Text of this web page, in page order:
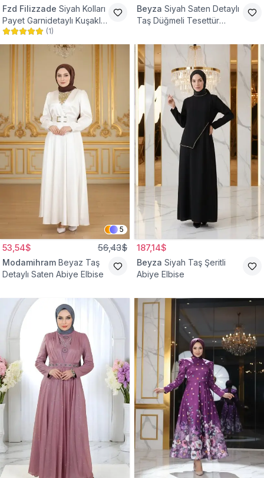
Fzd Filizzade Siyah Kolları
Payet Garnidetaylı Kuşaklı
Abiye Elbise
(1)
Beyza Siyah Saten Detaylı
Taş Düğmeli Tesettür
5
53,54$ 56,43$
Modamihram Beyaz Taş
Detaylı Saten Abiye Elbise
187,14$
Beyza Siyah Taş Şeritli
Abiye Elbise